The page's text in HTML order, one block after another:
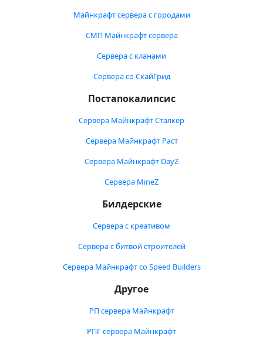
Майнкрафт сервера с городами
СМП Майнкрафт сервера
Сервера с кланами
Сервера со СкайГрид
Постапокалипсис
Сервера Майнкрафт Сталкер
Сервера Майнкрафт Раст
Сервера Майнкрафт DayZ
Сервера MineZ
Билдерские
Сервера с креативом
Сервера с битвой строителей
Сервера Майнкрафт со Speed Builders
Другое
РП сервера Майнкрафт
РПГ сервера Майнкрафт